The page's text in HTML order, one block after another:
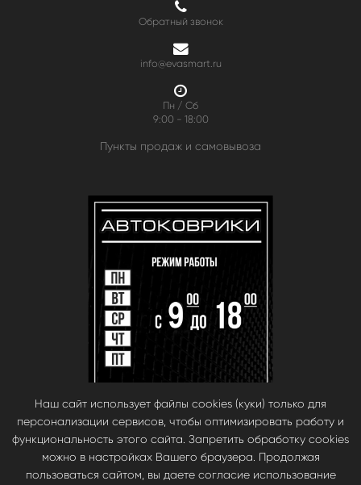
Обратный звонок
info@evasmart.ru
Пн / Сб
9:00 - 18:00
Пункты продаж и самовывоза
Наш сайт использует файлы cookies (куки) только для
персонализации сервисов, чтобы оптимизировать работу и
функциональность этого сайта. Запретить обработку cookies
можно в настройках Вашего браузера. Продолжая
пользоваться сайтом, вы даете согласие использование